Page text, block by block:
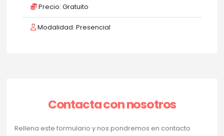
Precio: Gratuito
Modalidad: Presencial
Contacta con nosotros
Rellena este formulario y nos pondremos en contacto